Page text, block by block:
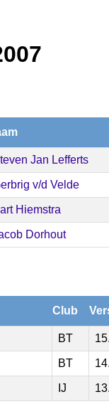
Jan Lefferts
v/d Velde
Hiemstra
Dorhout
Club
BT
BT
IJ